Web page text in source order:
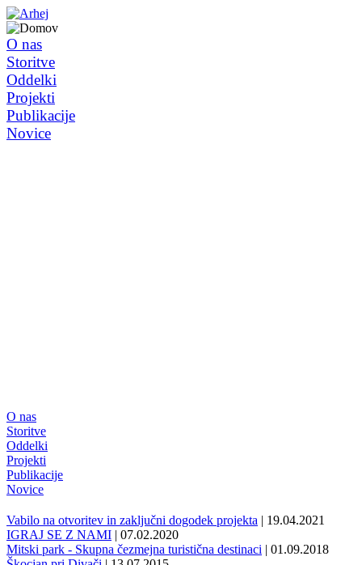
O nas
Storitve
Oddelki
Projekti
Publikacije
Novice
O nas
Storitve
Oddelki
Projekti
Publikacije
Novice
Vabilo na otvoritev in zaključni dogodek projekta | 19.04.2021
IGRAJ SE Z NAMI | 07.02.2020
Mitski park - Skupna čezmejna turistična destinaci | 01.09.2018